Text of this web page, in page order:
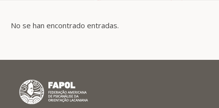
No se han encontrado entradas.